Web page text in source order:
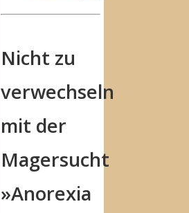
Nicht zu
verwechseln
mit der
Magersucht
»Anorexia